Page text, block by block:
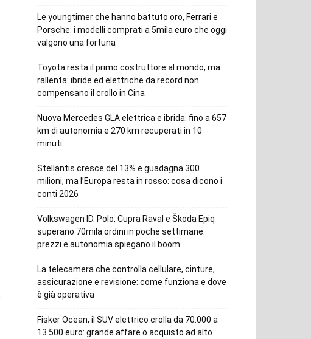
Le youngtimer che hanno battuto oro, Ferrari e
Porsche: i modelli comprati a 5mila euro che oggi
valgono una fortuna
Toyota resta il primo costruttore al mondo, ma
rallenta: ibride ed elettriche da record non
compensano il crollo in Cina
Nuova Mercedes GLA elettrica e ibrida: fino a 657
km di autonomia e 270 km recuperati in 10
minuti
Stellantis cresce del 13% e guadagna 300
milioni, ma l’Europa resta in rosso: cosa dicono i
conti 2026
Volkswagen ID. Polo, Cupra Raval e Škoda Epiq
superano 70mila ordini in poche settimane:
prezzi e autonomia spiegano il boom
La telecamera che controlla cellulare, cinture,
assicurazione e revisione: come funziona e dove
è già operativa
Fisker Ocean, il SUV elettrico crolla da 70.000 a
13.500 euro: grande affare o acquisto ad alto